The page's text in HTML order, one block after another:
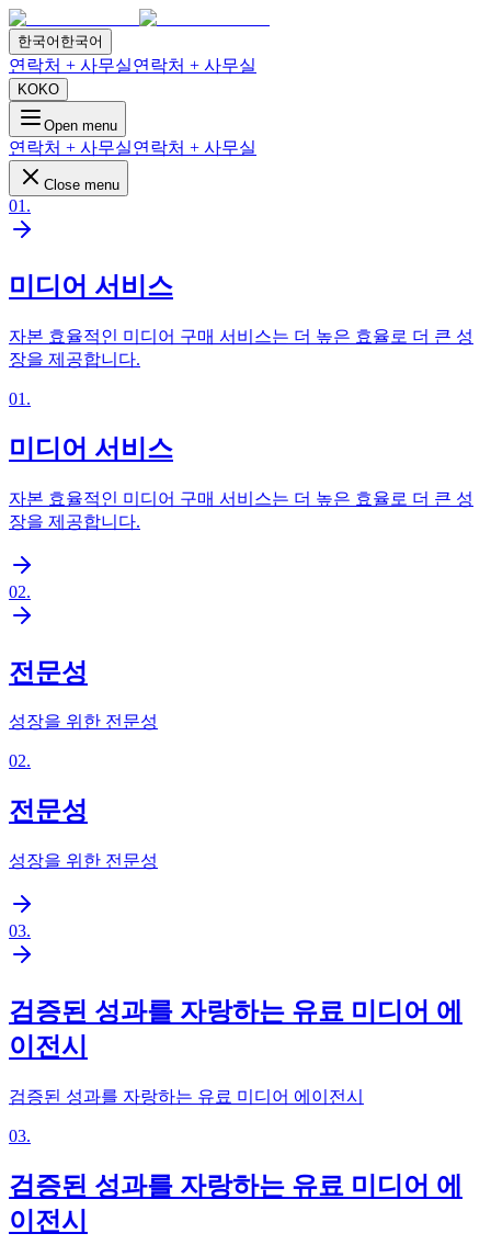
한국어 한국어
연락처 + 사무실연락처 + 사무실
KOKO
Open menu
연락처 + 사무실연락처 + 사무실
Close menu
01 .
미디어 서비스
자본 효율적인 미디어 구매 서비스는 더 높은 효율로 더 큰 성
장을 제공합니다.
01 .
미디어 서비스
자본 효율적인 미디어 구매 서비스는 더 높은 효율로 더 큰 성
장을 제공합니다.
02.
전문성
성장을 위한 전문성
02.
전문성
성장을 위한 전문성
03.
검증된 성과를 자랑하는 유료 미디어 에
이전시
검증된 성과를 자랑하는 유료 미디어 에이전시
03.
검증된 성과를 자랑하는 유료 미디어 에
이전시